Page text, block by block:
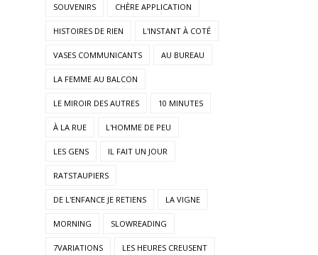
SOUVENIRS CHÈRE APPLICATION
HISTOIRES DE RIEN L'INSTANT À COTÉ
VASES COMMUNICANTS AU BUREAU
LA FEMME AU BALCON
LE MIROIR DES AUTRES 10 MINUTES
À LA RUE L'HOMME DE PEU
LES GENS IL FAIT UN JOUR
RATSTAUPIERS
DE L'ENFANCE JE RETIENS LA VIGNE
MORNING SLOWREADING
7VARIATIONS LES HEURES CREUSENT